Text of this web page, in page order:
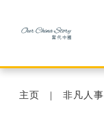
主页 非凡人事